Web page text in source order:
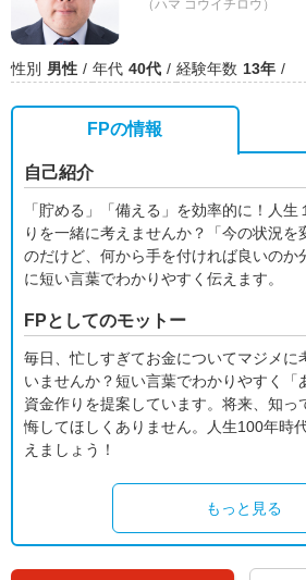
（ハマ コウイチロウ）
性別 男性 年代 40代 経験年数 13年
FPの情報
自己紹介
「貯める」「備える」を効率的に！人
りを一緒に考えませんか？「今の状況を
のだけど、何から手を付ければ良いのか
に短い言葉でわかりやすく伝えます。
FPとしてのモットー
毎日、忙しすぎてお金についてマジメに
いませんか？短い言葉でわかりやすく「
資金作りを提案しています。将来、知っ
悔してほしくありません。人生100年時
えましょう！
もっと見る